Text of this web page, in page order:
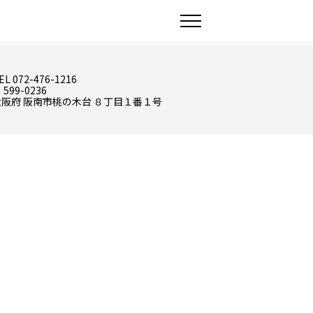
072-476-1216
599-0236
府 阪南市桃の木台 ８丁目１番１号